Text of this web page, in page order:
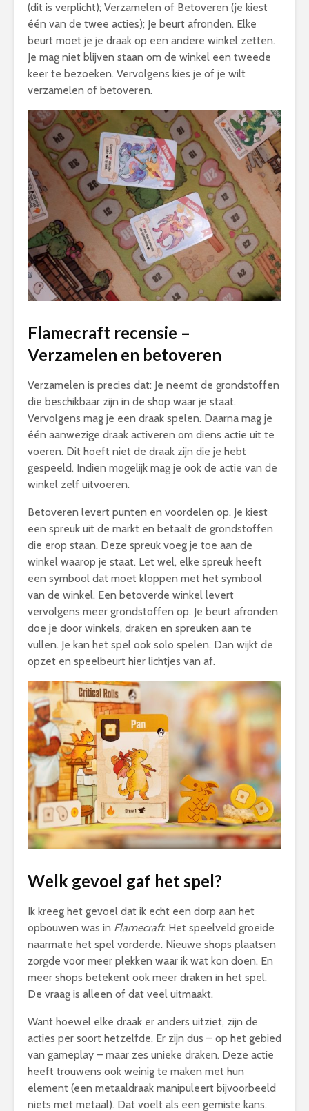
(dit is verplicht); Verzamelen of Betoveren (je kiest
één van de twee acties); Je beurt afronden. Elke
beurt moet je je draak op een andere winkel zetten.
Je mag niet blijven staan om de winkel een tweede
keer te bezoeken. Vervolgens kies je of je wilt
verzamelen of betoveren.
Flamecraft recensie –
Verzamelen en betoveren
Verzamelen is precies dat: Je neemt de grondstoffen
die beschikbaar zijn in de shop waar je staat.
Vervolgens mag je een draak spelen. Daarna mag je
één aanwezige draak activeren om diens actie uit te
voeren. Dit hoeft niet de draak zijn die je hebt
gespeeld. Indien mogelijk mag je ook de actie van de
winkel zelf uitvoeren.
Betoveren levert punten en voordelen op. Je kiest
een spreuk uit de markt en betaalt de grondstoffen
die erop staan. Deze spreuk voeg je toe aan de
winkel waarop je staat. Let wel, elke spreuk heeft
een symbool dat moet kloppen met het symbool
van de winkel. Een betoverde winkel levert
vervolgens meer grondstoffen op. Je beurt afronden
doe je door winkels, draken en spreuken aan te
vullen. Je kan het spel ook solo spelen. Dan wijkt de
opzet en speelbeurt hier lichtjes van af.
Welk gevoel gaf het spel?
Ik kreeg het gevoel dat ik echt een dorp aan het
opbouwen was in Flamecraft. Het speelveld groeide
naarmate het spel vorderde. Nieuwe shops plaatsen
zorgde voor meer plekken waar ik wat kon doen. En
meer shops betekent ook meer draken in het spel.
De vraag is alleen of dat veel uitmaakt.
Want hoewel elke draak er anders uitziet, zijn de
acties per soort hetzelfde. Er zijn dus – op het gebied
van gameplay – maar zes unieke draken. Deze actie
heeft trouwens ook weinig te maken met hun
element (een metaaldraak manipuleert bijvoorbeeld
niets met metaal). Dat voelt als een gemiste kans.